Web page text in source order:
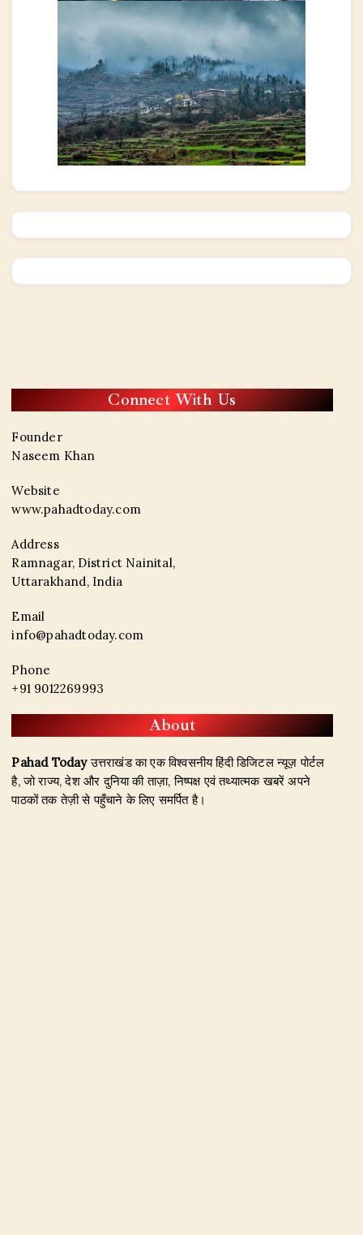
Connect With Us
Founder
Naseem Khan
Website
www.pahadtoday.com
Address
Ramnagar, District Nainital,
Uttarakhand, India
Email
info@pahadtoday.com
Phone
+91 9012269993
About
Pahad Todayउत्तराखंड का एक विश्वसनीय हिंदी डिजिटल न्यूज़ पोर्टल
है, जो राज्य, देश और दुनिया की ताज़ा, निष्पक्ष एवं तथ्यात्मक खबरें अपने
पाठकों तक तेज़ी से पहुँचाने के लिए समर्पित है।